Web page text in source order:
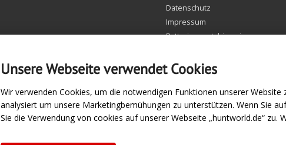
Datenschutz
Impressum
Batteriegesetzhinweise
Einstellungen Cookie
Unsere Webseite verwendet Cookies
Wir verwenden Cookies, um die notwendigen Funktionen unserer
analysiert um unsere Marketingbemühungen zu unterstützen. Wenn Sie
Sie die Verwendung von cookies auf unserer Webseite „huntworld.de“ zu.